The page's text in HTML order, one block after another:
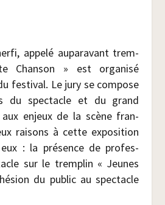
appe­lé aupa­ra­vant trem­
Chan­son » est orga­ni­sé
fes­ti­val. Le jury se com­pose
du spec­tacle et du grand
aux enjeux de la scène fran­
rai­sons à cette expo­si­tion
: la pré­sence de pro­fes­
sur le trem­plin « Jeunes
du public au spec­tacle